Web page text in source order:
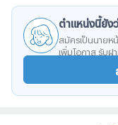
ตำแหน่งนี้ยัง
สมัครเป็นนายห
เพิ่มโอกาส รับฝ